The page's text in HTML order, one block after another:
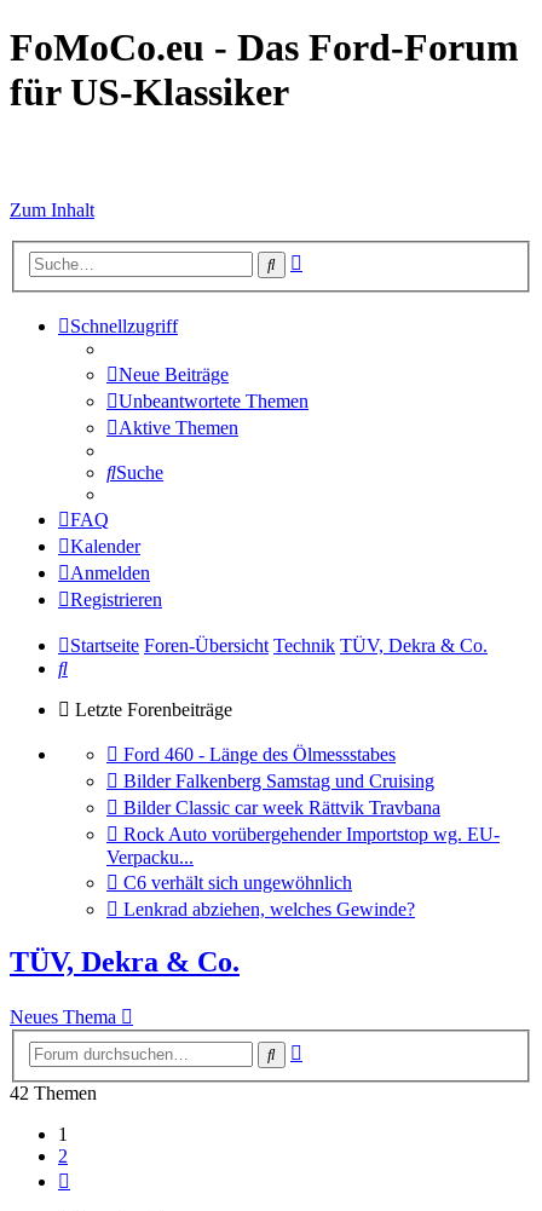
FoMoCo.eu - Das Ford-Forum
für US-Klassiker
Zum Inhalt
Suche
Schnellzugriff
Neue Beiträge
Unbeantwortete Themen
Aktive Themen
Suche
FAQ
Kalender
Anmelden
Registrieren
Startseite Foren-Übersicht Technik TÜV, Dekra & Co.
Suche
Letzte Forenbeiträge
Gehe
zum
letzten
Beitrag
Ford 460 - Länge des Ölmessstabes
Gehe
zum
letzten
Beitrag
Bilder Falkenberg Samstag und Cruising
Gehe
zum
letzten
Beitrag
Bilder Classic car week Rättvik Travbana
Gehe
zum
letzten
Beitrag
Rock Auto vorübergehender Importstop wg. EU-
Verpacku...
Gehe
zum
letzten
C6 verhält sich ungewöhnlich
Gehe
letzten
Beitrag
Lenkrad abziehen, welches Gewinde?
TÜV, Dekra & Co.
Neues Thema
Suche
42 Themen
1
2